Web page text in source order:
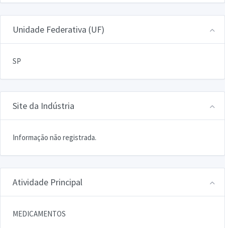
Unidade Federativa (UF)
SP
Site da Indústria
Informação não registrada.
Atividade Principal
MEDICAMENTOS